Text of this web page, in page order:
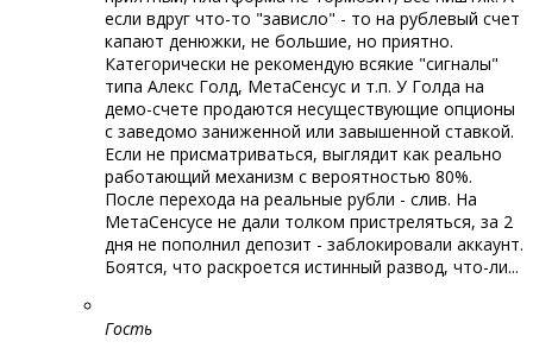
если вдруг что-то "зависло" - то на рублевый счет
капают денюжки, не большие, но приятно.
Категорически не рекомендую всякие "сигналы"
типа Алекс Голд, МетаСенсус и т.п. У Голда на
демо-счете продаются несуществующие опционы
с заведомо заниженной или завышенной ставкой.
Если не присматриваться, выглядит как реально
работающий механизм с вероятностью 80%.
После перехода на реальные рубли - слив. На
МетаСенсусе не дали толком пристреляться, за 2
дня не пополнил депозит - заблокировали аккаунт.
Боятся, что раскроется истинный развод, что-ли...
Гость